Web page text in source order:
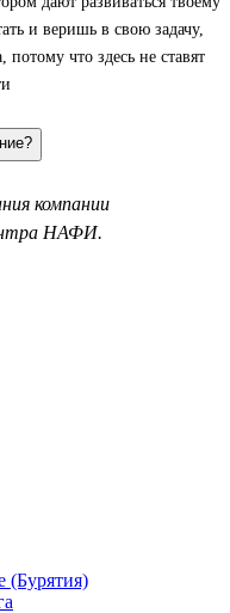
и веришь в свою задачу,
потому что здесь не ставят
компании
НАФИ.
(Бурятия)